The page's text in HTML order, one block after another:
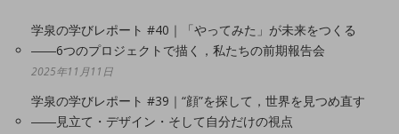
学泉の学びレポート #40｜「やってみた」が未来をつくる
――6つのプロジェクトで描く，私たちの前期報告会
2025年11月11日
学泉の学びレポート #39｜“顔”を探して，世界を見つめ直す
――見立て・デザイン・そして自分だけの視点